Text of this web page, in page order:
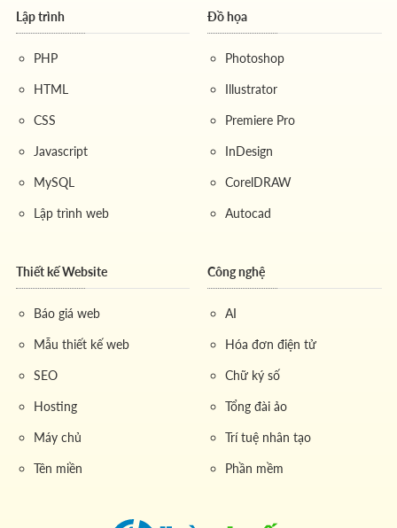
Lập trình
PHP
HTML
CSS
Javascript
MySQL
Lập trình web
Đồ họa
Photoshop
Illustrator
Premiere Pro
InDesign
CorelDRAW
Autocad
Thiết kế Website
Báo giá web
Mẫu thiết kế web
SEO
Hosting
Máy chủ
Tên miền
Công nghệ
AI
Hóa đơn điện tử
Chữ ký số
Tổng đài ảo
Trí tuệ nhân tạo
Phần mềm